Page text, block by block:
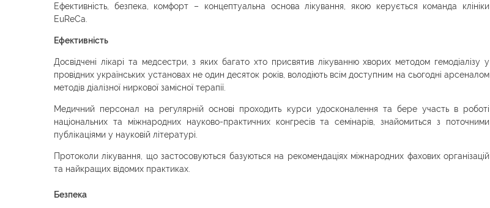
Ефективність, безпека, комфорт – концептуальна основа лікування, якою керується команда клініки
EuReCa.
Ефективність
Досвідчені лікарі та медсестри, з яких багато хто присвятив лікуванню хворих методом гемодіалізу у
провідних українських установах не один десяток років, володіють всім доступним на сьогодні арсеналом
методів діалізної ниркової замісної терапії.
Медичний персонал на регулярній основі проходить курси удосконалення та бере участь в роботі
національних та міжнародних науково-практичних конгресів та семінарів, знайомиться з поточними
публікаціями у науковій літературі.
Протоколи лікування, що застосовуються базуються на рекомендаціях міжнародних фахових організацій
та найкращих відомих практиках.
Безпека